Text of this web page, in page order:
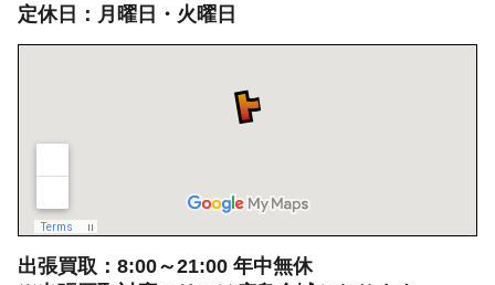
営業時間：10:00～19:00